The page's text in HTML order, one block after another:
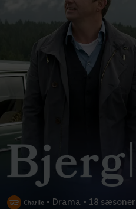
• Drama • 18 sæsoner